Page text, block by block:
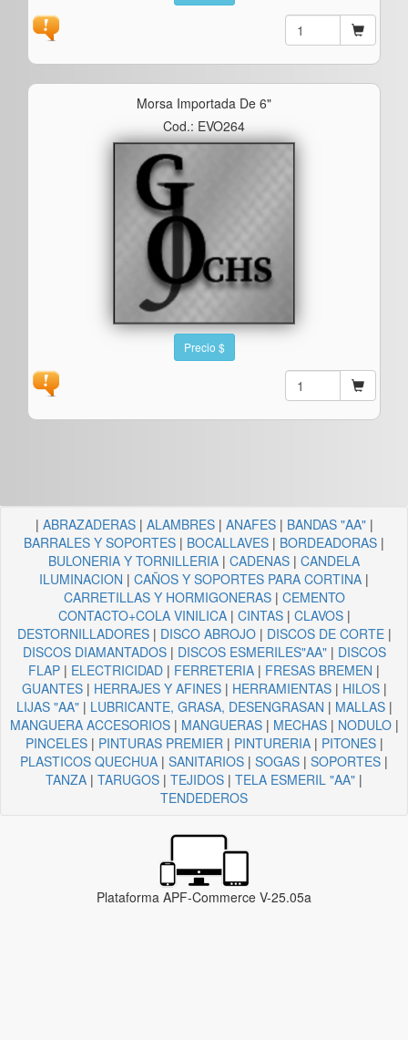
Morsa Importada De 6"
Cod.: EVO264
Precio $
| ABRAZADERAS| ALAMBRES| ANAFES| BANDAS "AA"|
BARRALES Y SOPORTES | BOCALLAVES | BORDEADORAS |
BULONERIA Y TORNILLERIA | CADENAS | CANDELA
ILUMINACION | CAÑOS Y SOPORTES PARA CORTINA |
CARRETILLAS Y HORMIGONERAS| CEMENTO
CONTACTO+COLA VINILICA| CINTAS| CLAVOS|
DESTORNILLADORES| DISCO ABROJO| DISCOS DE CORTE|
DISCOS DIAMANTADOS| DISCOS ESMERILES"AA"| DISCOS
FLAP | ELECTRICIDAD | FERRETERIA | FRESAS BREMEN |
GUANTES| HERRAJES Y AFINES| HERRAMIENTAS| HILOS|
LIJAS "AA"| LUBRICANTE, GRASA, DESENGRASAN | MALLAS|
MANGUERA ACCESORIOS| MANGUERAS| MECHAS| NODULO|
PINCELES| PINTURAS PREMIER | PINTURERIA| PITONES|
PLASTICOS QUECHUA | SANITARIOS | SOGAS | SOPORTES |
TANZA | TARUGOS | TEJIDOS | TELA ESMERIL "AA" |
TENDEDEROS
Plataforma APF-Commerce V-25.05a